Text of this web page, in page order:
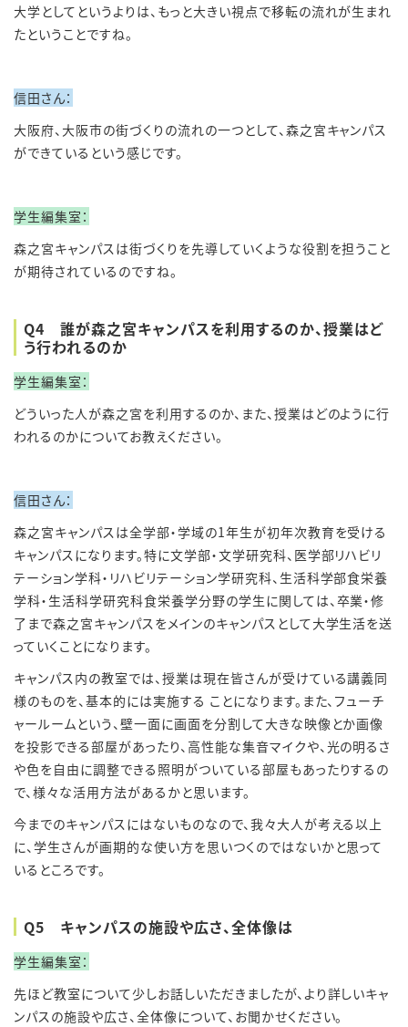
大学としてというよりは、もっと大きい視点で移転の流れが生まれ
たということですね。
信田さん：
大阪府、大阪市の街づくりの流れの一つとして、森之宮キャンパス
ができているという感じです。
学生編集室：
森之宮キャンパスは街づくりを先導していくような役割を担うこと
が期待されているのですね。
Q4 誰が森之宮キャンパスを利用するのか、授業はど
う行われるのか
学生編集室：
どういった人が森之宮を利用するのか、また、授業はどのように行
われるのかについてお教えください。
信田さん：
森之宮キャンパスは全学部・学域の1年生が初年次教育を受ける
キャンパスになります。特に文学部・文学研究科、医学部リハビリ
テーション学科・リハビリテーション学研究科、生活科学部食栄養
学科・生活科学研究科食栄養学分野の学生に関しては、卒業・修
了まで森之宮キャンパスをメインのキャンパスとして大学生活を送
っていくことになります。
キャンパス内の教室では、授業は現在皆さんが受けている講義同
様のものを、基本的には実施する ことになります。また、フューチ
ャールームという、壁一面に画面を分割して大きな映像とか画像
を投影できる部屋があったり、高性能な集音マイクや、光の明るさ
や色を自由に調整できる照明がついている部屋もあったりするの
で、様々な活用方法があるかと思います。
今までのキャンパスにはないものなので、我々大人が考える以上
に、学生さんが画期的な使い方を思いつくのではないかと思って
いるところです。
Q5 キャンパスの施設や広さ、全体像は
学生編集室：
先ほど教室について少しお話しいただきましたが、より詳しいキャ
ンパスの施設や広さ、全体像について、お聞かせください。